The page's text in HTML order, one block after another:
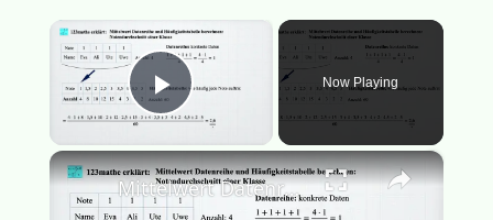
Play Video
Now Playing
×
Mittelwert Datenreihe Häufigkeitstabelle